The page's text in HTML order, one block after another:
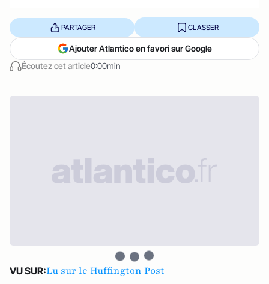
Écoutez cet article0:00min
PARTAGER CLASSER
Ajouter Atlantico en favori sur Google
VU SUR:Lu sur le Huffington Post